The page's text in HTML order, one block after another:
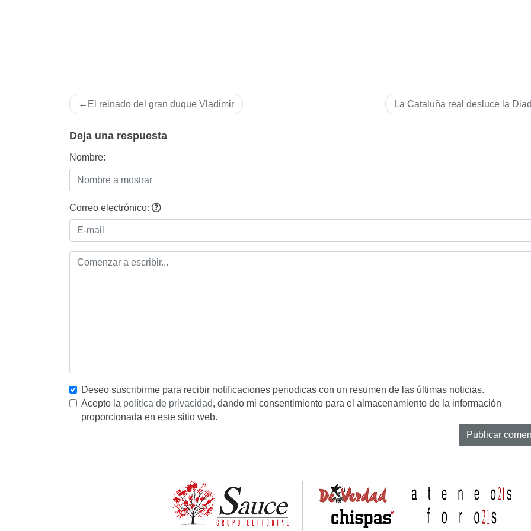
Navegación
de
entradas
El reinado del gran duque Vladimir La Cataluña real desluce la
Deja una respuesta
Nombre:
Correo electrónico:
Deseo suscribirme para recibir notificaciones periodicas con un resumen de las últimas noticias.
Acepto la política de privacidad, dando mi consentimiento para el almacenamiento de la información
proporcionada en este sitio web.